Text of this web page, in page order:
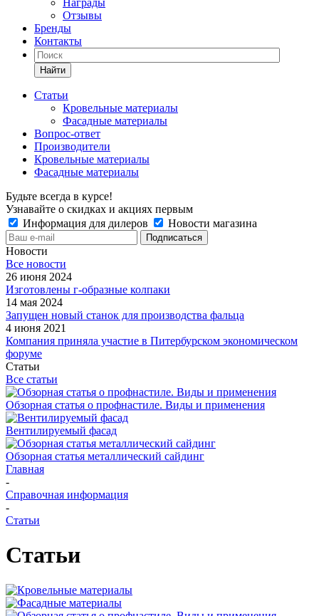
Награды
Отзывы
Бренды
Контакты
Найти
Статьи
Кровельные материалы
Фасадные материалы
Вопрос-ответ
Производители
Кровельные материалы
Фасадные материалы
Будьте всегда в курсе!
Узнавайте о скидках и акциях первым
Информация для дилеров
Новости магазина
Новости
Все новости
26 июня 2024
Изготовлены г-образные колпаки
14 мая 2024
Запущен новый станок для производства фальца
4 июня 2021
Компания приняла участие в Питербурском экономическом
форуме
Статьи
Все статьи
Обзорная статья о профнастиле. Виды и применения
Вентилируемый фасад
Обзорная статья металлический сайдинг
Главная
-
Справочная информация
-
Статьи
Статьи